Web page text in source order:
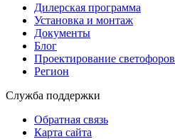
Дилерская программа
Установка и монтаж
Документы
Блог
Проектирование светофоров
Регион
Служба поддержки
Обратная связь
Карта сайта